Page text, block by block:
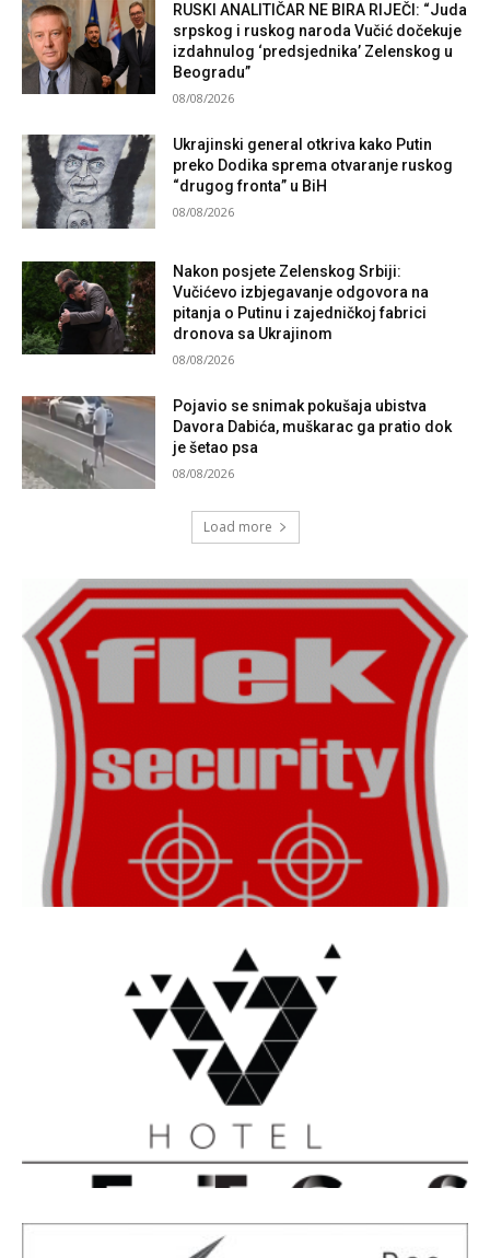
RUSKI ANALITIČAR NE BIRA RIJEČI: “Juda
srpskog i ruskog naroda Vučić dočekuje
izdahnulog ‘predsjednika’ Zelenskog u
Beogradu”
08/08/2026
Ukrajinski general otkriva kako Putin
preko Dodika sprema otvaranje ruskog
“drugog fronta” u BiH
08/08/2026
Nakon posjete Zelenskog Srbiji:
Vučićevo izbjegavanje odgovora na
pitanja o Putinu i zajedničkoj fabrici
dronova sa Ukrajinom
08/08/2026
Pojavio se snimak pokušaja ubistva
Davora Dabića, muškarac ga pratio dok
je šetao psa
08/08/2026
Load more